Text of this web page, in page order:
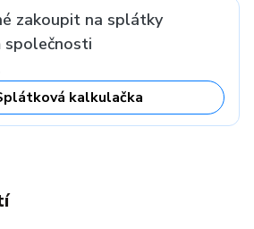
zakoupit na splátky
kalkulačka